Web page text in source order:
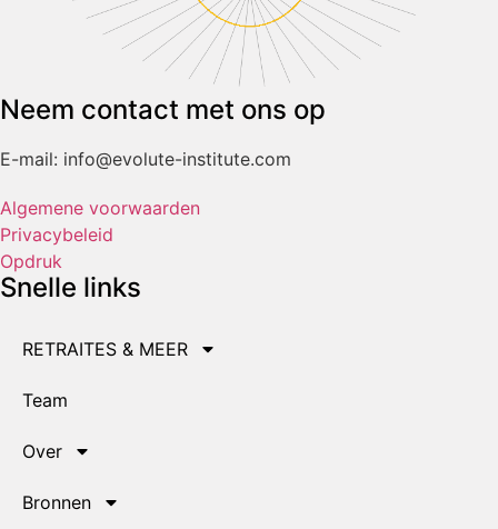
Neem contact met ons op
E-mail: info@evolute-institute.com
Algemene voorwaarden
Privacybeleid
Opdruk
Snelle links
RETRAITES & MEER
Team
Over
Bronnen